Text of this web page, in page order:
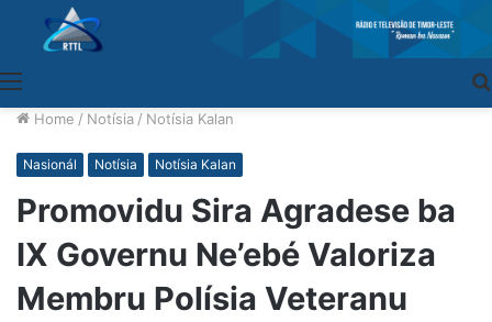
Home / Notísia / Notísia Kalan
Nasionál Notísia Notísia Kalan
Promovidu Sira Agradese ba
IX Governu Ne’ebé Valoriza
Membru Polísia Veteranu